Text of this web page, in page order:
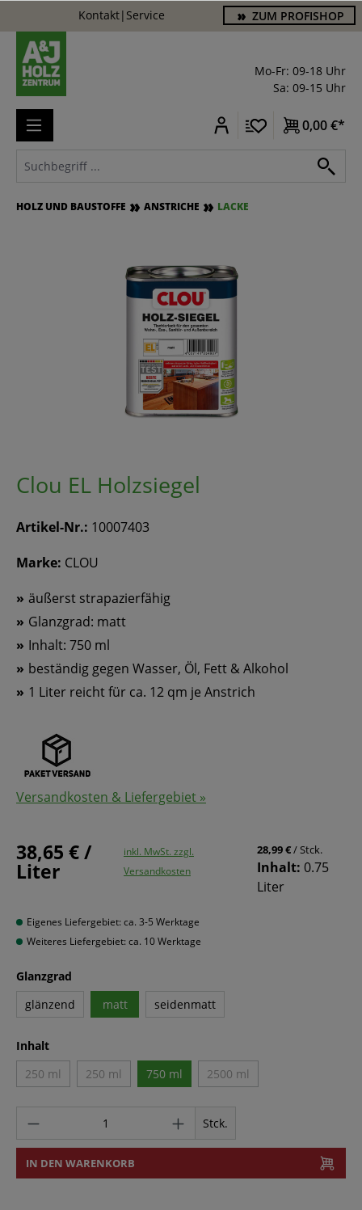
Kontakt| Service ZUM PROFISHOP
Mo-Fr: 09-18 Uhr
Sa: 09-15 Uhr
0,00 €*
HOLZ UND BAUSTOFFE ANSTRICHE LACKE
Bildergalerie überspringen
Clou EL Holzsiegel
Artikel-Nr.: 10007403
Marke: CLOU
äußerst strapazierfähig
Glanzgrad: matt
Inhalt: 750 ml
beständig gegen Wasser, Öl, Fett & Alkohol
1 Liter reicht für ca. 12 qm je Anstrich
Versandkosten & Liefergebiet »
38,65 € /
Liter
inkl. MwSt. zzgl.
Versandkosten
28,99 €/ Stck.
Inhalt: 0.75
Liter
Eigenes Liefergebiet: ca. 3-5 Werktage
Weiteres Liefergebiet: ca. 10 Werktage
Glanzgrad
glänzend
matt seidenmatt
Inhalt
250 ml
250 ml 750 ml 2500 ml
Stck.
IN DEN WARENKORB